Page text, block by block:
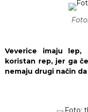
Veverice imaju
koristan rep, jer ga
nemaju drugi način